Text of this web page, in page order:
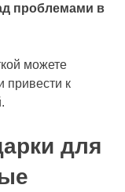
проблемами в
можете
привести к
для